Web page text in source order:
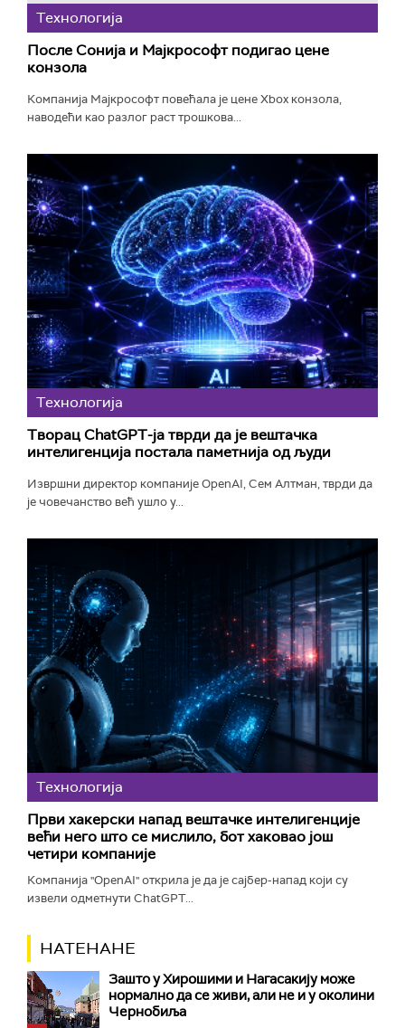
Технологијa
После Сонија и Мајкрософт подигао цене
конзола
Компанија Мајкрософт повећала је цене Xbox конзола,
наводећи као разлог раст трошкова...
Технологијa
Творац ChatGPT-ја тврди да је вештачка
интелигенција постала паметнија од људи
Извршни директор компаније OpenAI, Сем Алтман, тврди да
је човечанство већ ушло у...
Технологијa
Први хакерски напад вештачке интелигенције
већи него што се мислило, бот хаковао још
четири компаније
Компанија "OpenAI" открила је да је сајбер-напад који су
извели одметнути ChatGPT...
НАТЕНАНЕ
Зашто у Хирошими и Нагасакију може
нормално да се живи, али не и у околини
Чернобиља